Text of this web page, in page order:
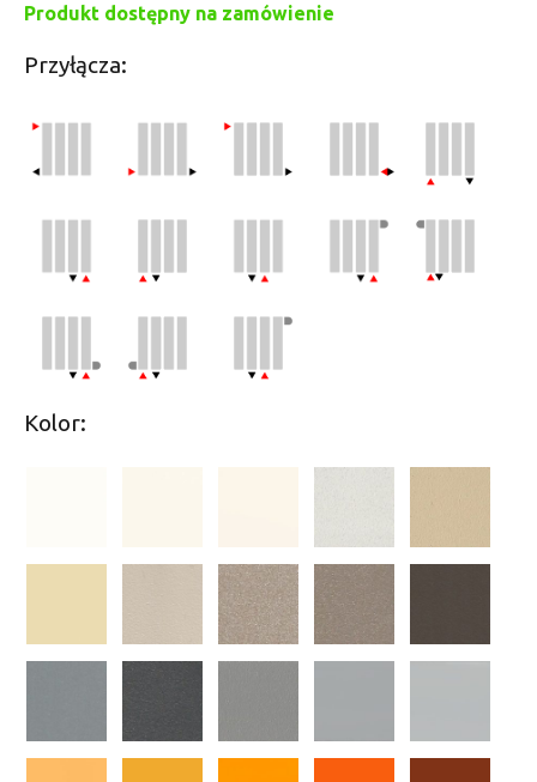
Produkt dostępny na zamówienie
Przyłącza:
Kolor: